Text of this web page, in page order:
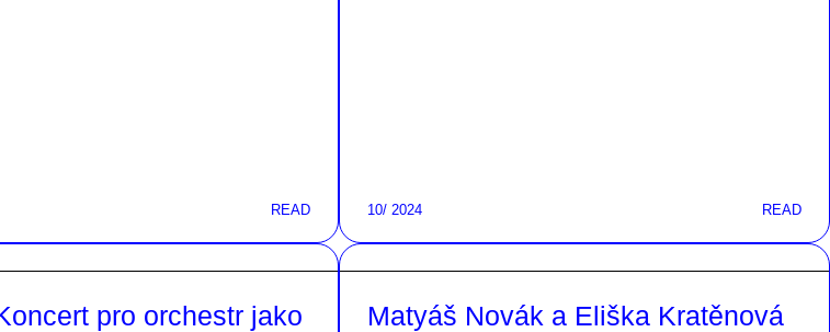
READ 10/ 2024 READ
pro orchestr jako
Matyáš Novák a Eliška Kratěnová